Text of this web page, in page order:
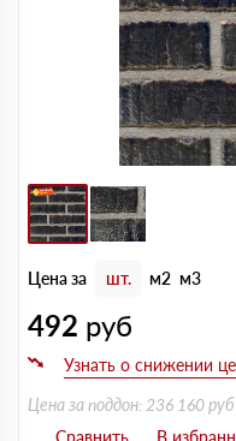
Цена за шт. м2 м3
492 руб
Цена за поддон: 236 160 руб